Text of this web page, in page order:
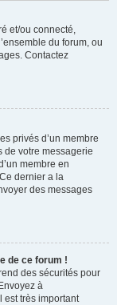
et/ou connecté,
du forum, ou
Contactez
privés d’un membre
de votre messagerie
membre en
dernier a la
des messages
de ce forum !
des sécurités pour
à
est très important